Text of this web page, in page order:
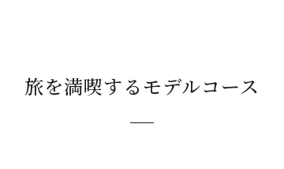
旅を満喫するモデルコース